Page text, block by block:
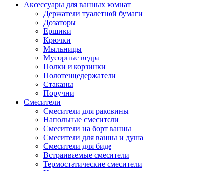
Аксессуары для ванных комнат
Держатели туалетной бумаги
Дозаторы
Ершики
Крючки
Мыльницы
Мусорные ведра
Полки и корзинки
Полотенцедержатели
Стаканы
Поручни
Смесители
Смесители для раковины
Напольные смесители
Смесители на борт ванны
Смесители для ванны и душа
Смесители для биде
Встраиваемые смесители
Термостатические смесители